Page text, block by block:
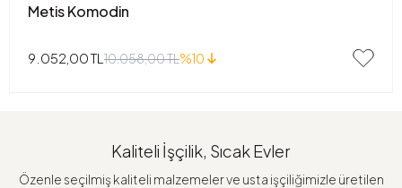
Metis Komodin
9.052,00 TL 10.058,00 TL%10
Kaliteli İşçilik, Sıcak Evler
Özenle seçilmiş kaliteli malzemeler ve usta işçiliğimizle üretilen